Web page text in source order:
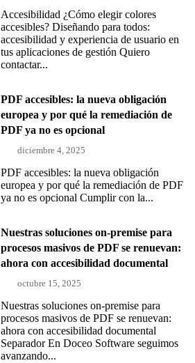
Accesibilidad ¿Cómo elegir colores
accesibles? Diseñando para todos:
accesibilidad y experiencia de usuario en
tus aplicaciones de gestión Quiero
contactar...
PDF accesibles: la nueva obligación
europea y por qué la remediación de
PDF ya no es opcional
diciembre 4, 2025
PDF accesibles: la nueva obligación
europea y por qué la remediación de PDF
ya no es opcional Cumplir con la...
Nuestras soluciones on-premise para
procesos masivos de PDF se renuevan:
ahora con accesibilidad documental
octubre 15, 2025
Nuestras soluciones on-premise para
procesos masivos de PDF se renuevan:
ahora con accesibilidad documental
Separador En Doceo Software seguimos
avanzando...